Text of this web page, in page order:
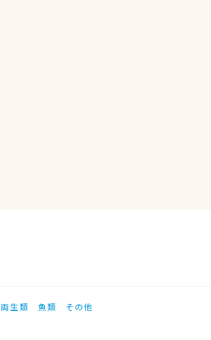
両生類 魚類 その他